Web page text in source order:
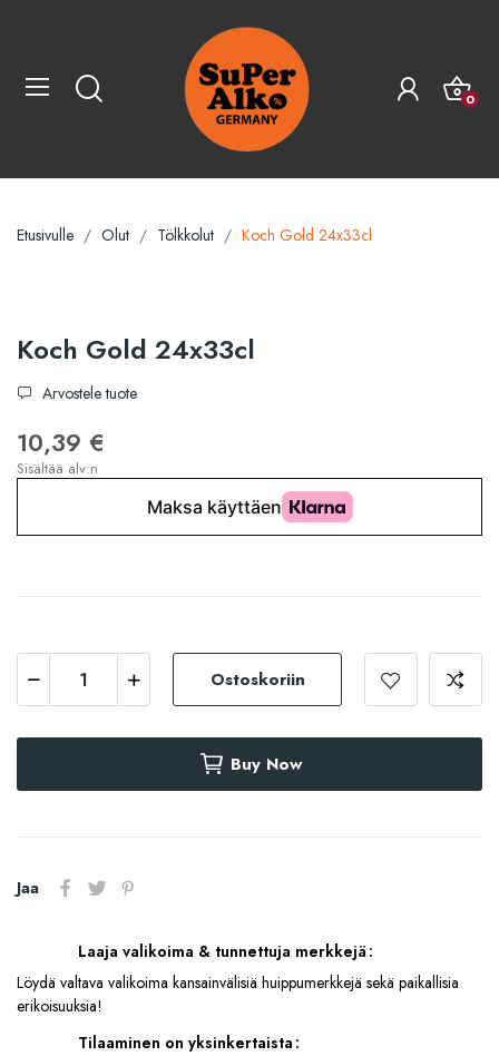
0
Etusivulle Olut Tölkkolut Koch Gold 24x33cl
Koch Gold 24x33cl
Arvostele tuote
10,39 €
Sisältää alv:n
Ostoskoriin
Buy Now
Jaa
Laaja valikoima & tunnettuja merkkejä
Löydä valtava valikoima kansainvälisiä huippumerkkejä sekä paikallisia
erikoisuuksia!
Tilaaminen on yksinkertaista